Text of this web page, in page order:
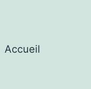
Accueil